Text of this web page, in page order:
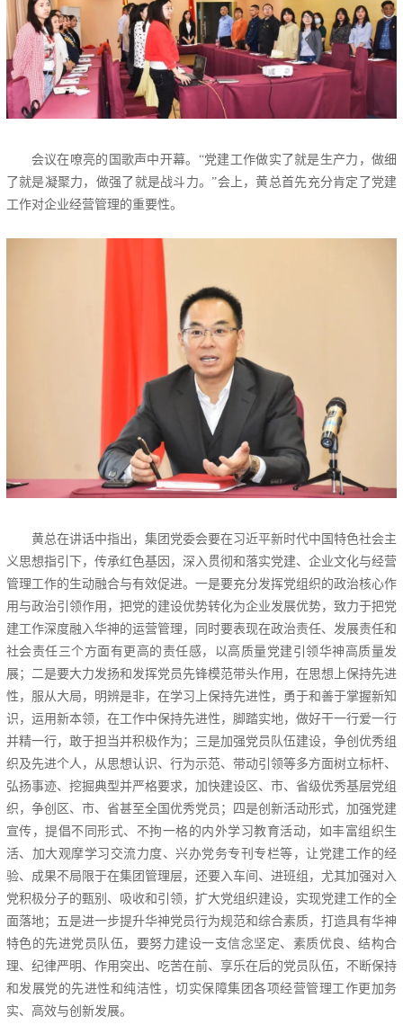
会议在嘹亮的国歌声中开幕。“党建工作做实了就是生产力，做细
了就是凝聚力，做强了就是战斗力。”会上，黄总首先充分肯定了党建
工作对企业经营管理的重要性。
黄总在讲话中指出，集团党委会要在习近平新时代中国特色社会主
义思想指引下，传承红色基因，深入贯彻和落实党建、企业文化与经营
管理工作的生动融合与有效促进。一是要充分发挥党组织的政治核心作
用与政治引领作用，把党的建设优势转化为企业发展优势，致力于把党
建工作深度融入华神的运营管理，同时要表现在政治责任、发展责任和
社会责任三个方面有更高的责任感，以高质量党建引领华神高质量发
展；二是要大力发扬和发挥党员先锋模范带头作用，在思想上保持先进
性，服从大局，明辨是非，在学习上保持先进性，勇于和善于掌握新知
识，运用新本领，在工作中保持先进性，脚踏实地，做好干一行爱一行
并精一行，敢于担当并积极作为；三是加强党员队伍建设，争创优秀组
织及先进个人，从思想认识、行为示范、带动引领等多方面树立标杆、
弘扬事迹、挖掘典型并严格要求，加快建设区、市、省级优秀基层党组
织，争创区、市、省甚至全国优秀党员；四是创新活动形式，加强党建
宣传，提倡不同形式、不拘一格的内外学习教育活动，如丰富组织生
活、加大观摩学习交流力度、兴办党务专刊专栏等，让党建工作的经
验、成果不局限于在集团管理层，还要入车间、进班组，尤其加强对入
党积极分子的甄别、吸收和引领，扩大党组织建设，实现党建工作的全
面落地；五是进一步提升华神党员行为规范和综合素质，打造具有华神
特色的先进党员队伍，要努力建设一支信念坚定、素质优良、结构合
理、纪律严明、作用突出、吃苦在前、享乐在后的党员队伍，不断保持
和发展党的先进性和纯洁性，切实保障集团各项经营管理工作更加务
实、高效与创新发展。